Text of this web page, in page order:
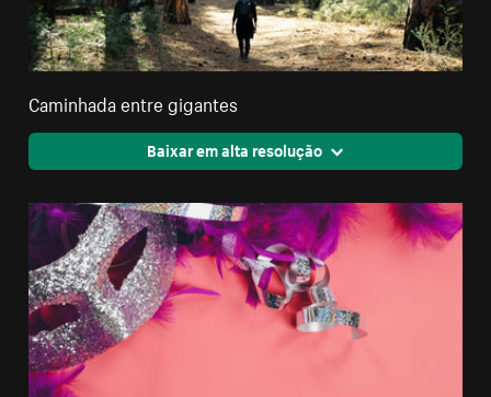
Caminhada entre gigantes
Baixar em alta resolução